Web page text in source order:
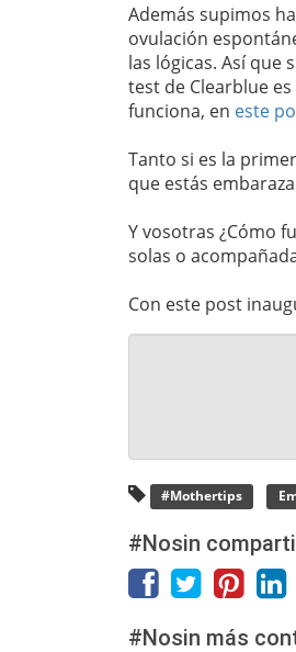
Además supimos
ovulación
las lógicas. Así que
test de Clearblue
funciona, en este
Tanto si es la
que estás
Y vosotras ¿Cómo
solas o
Con este post
#Mothertips
#Nosin
#Nosin más